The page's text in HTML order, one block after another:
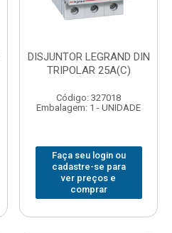
DISJUNTOR LEGRAND DIN
TRIPOLAR 25A(C)
Código: 327018
Embalagem: 1 - UNIDADE
Faça seu login ou
cadastre-se para
ver preços e
comprar